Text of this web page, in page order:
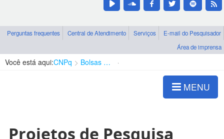
Perguntas frequentes Central de Atendimento Serviços
E-mail do Pesquisador
Área de imprensa
Você está aqui:CNPq Bolsas e Auxílios Vigentes
MENU
Projetos de Pesquisa